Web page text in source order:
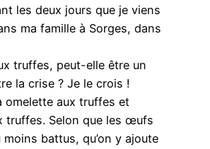
les deux jours que je viens
ma famille à Sorges, dans
truffes, peut-elle être un
la crise ? Je le crois !
omelette aux truffes et
truffes. Selon que les œufs
battus, qu’on y ajoute